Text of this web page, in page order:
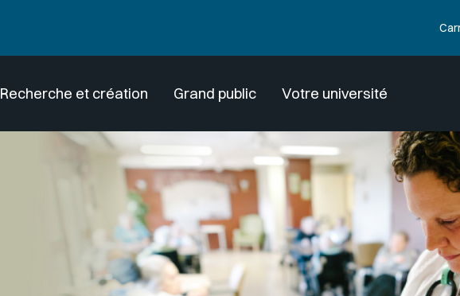
Recherche et création Grand public Votre université